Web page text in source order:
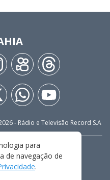
- Rádio e Televisão Record S.A
PRIVACIDADE
DE USO
para
de navegação de
.